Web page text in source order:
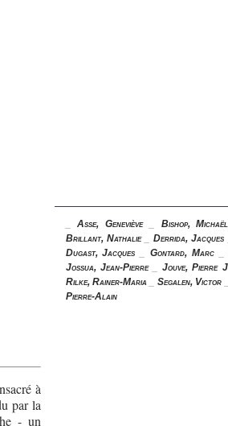
à
par la
- un
_Asse, Geneviève_ Bishop, Michaël
Brillant, Nathalie_Derrida, Jacques
Dugast, Jacques _Gontard, Marc_
Jossua, Jean-Pierre_Jouve, Pierre
Rilke, Rainer-Maria_Segalen, Victor
Pierre-Alain